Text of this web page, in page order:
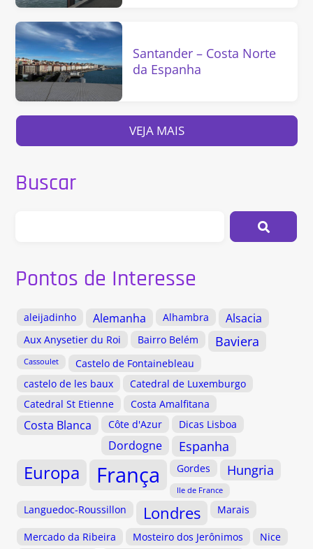
Santander – Costa Norte
da Espanha
VEJA MAIS
Buscar
Pontos de Interesse
aleijadinho Alemanha Alhambra Alsacia
Aux Anysetier du Roi Bairro Belém Baviera
Cassoulet
Castelo de Fontainebleau
castelo de les baux
Catedral de Luxemburgo
Catedral St Etienne
Costa Amalfitana
Costa Blanca Côte d'Azur Dicas Lisboa
Dordogne Espanha
Europa França Gordes Hungria
Ile de France
Languedoc-Roussillon Londres Marais
Mercado da Ribeira Mosteiro dos Jerônimos Nice